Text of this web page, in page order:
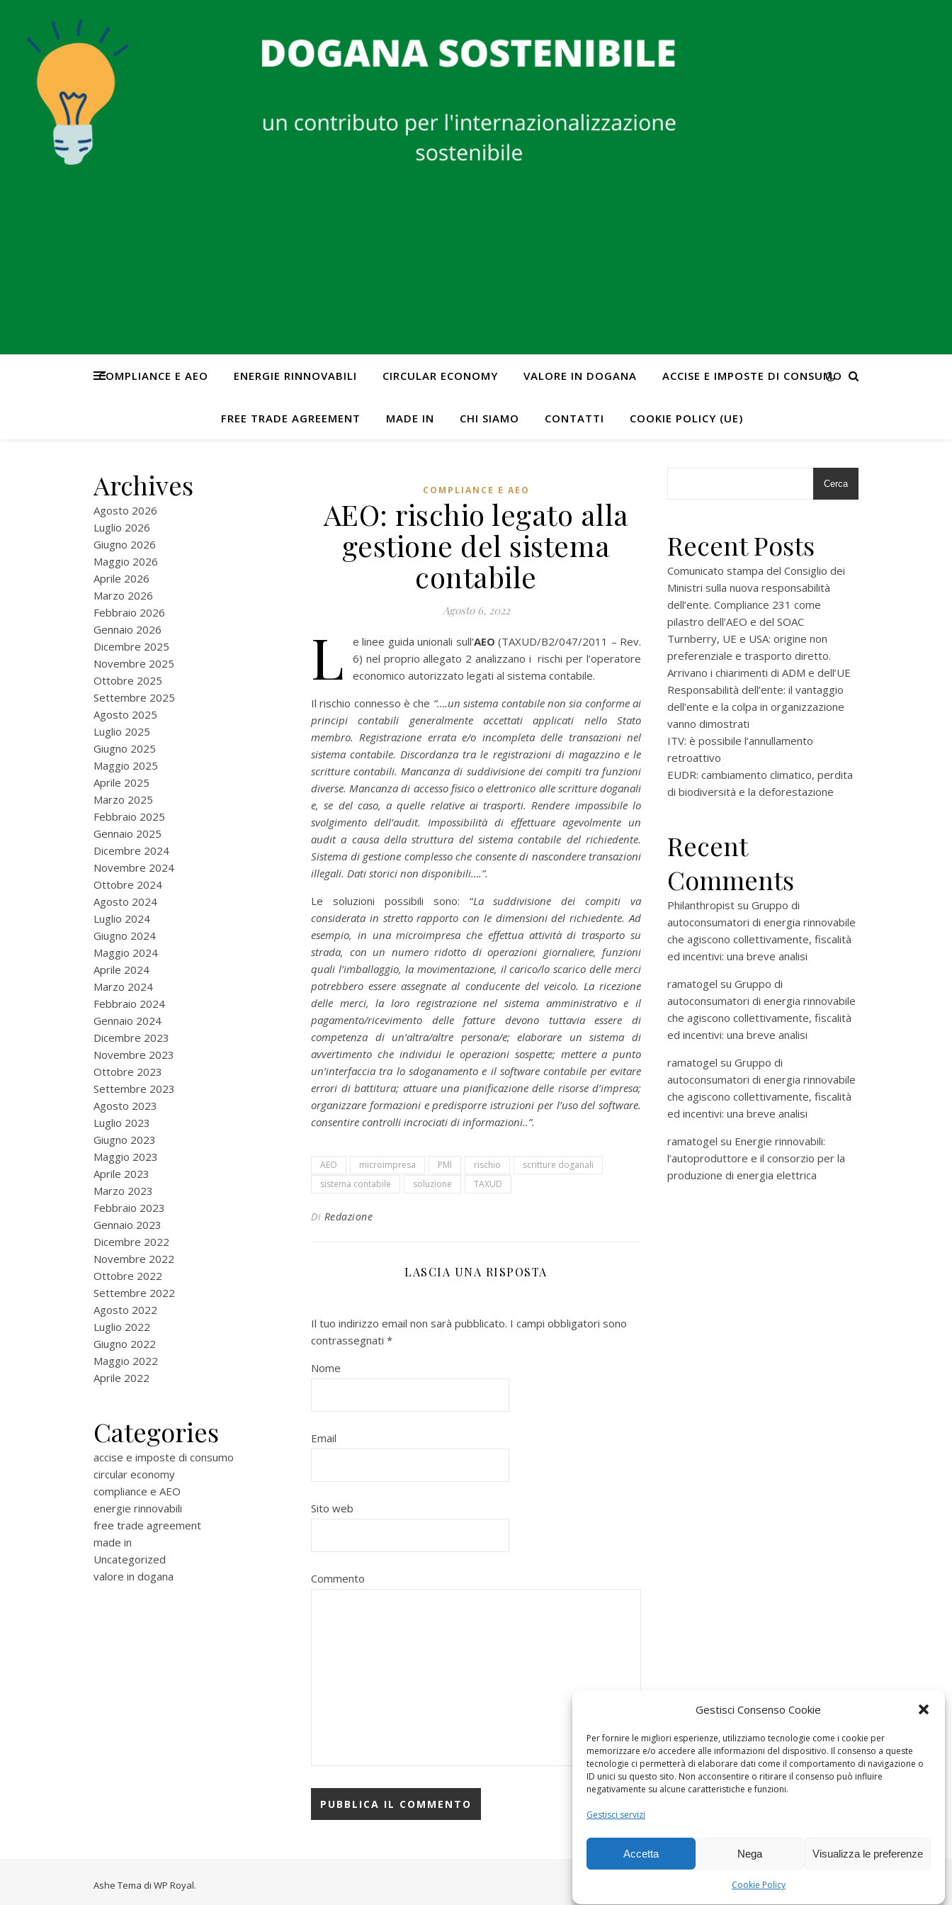
Gestisci Consenso Cookie
Per fornire le migliori esperienze, utilizziamo tecnologie come i cookie per
memorizzare e/o accedere alle informazioni del dispositivo. Il consenso a queste
tecnologie ci permetterà di elaborare dati come il comportamento di navigazione o
ID unici su questo sito. Non acconsentire o ritirare il consenso può influire
negativamente su alcune caratteristiche e funzioni.
Gestisci servizi
Accetta Nega Visualizza le preferenze
Cookie Policy
COMPLIANCE E AEO ENERGIE RINNOVABILI CIRCULAR ECONOMY VALORE IN DOGANA ACCISE E IMPOSTE DI CONSUMO
FREE TRADE AGREEMENT MADE IN CHI SIAMO CONTATTI COOKIE POLICY (UE)
Archives
Agosto 2026
Luglio 2026
Giugno 2026
Maggio 2026
Aprile 2026
Marzo 2026
Febbraio 2026
Gennaio 2026
Dicembre 2025
Novembre 2025
Ottobre 2025
Settembre 2025
Agosto 2025
Luglio 2025
Giugno 2025
Maggio 2025
Aprile 2025
Marzo 2025
Febbraio 2025
Gennaio 2025
Dicembre 2024
Novembre 2024
Ottobre 2024
Agosto 2024
Luglio 2024
Giugno 2024
Maggio 2024
Aprile 2024
Marzo 2024
Febbraio 2024
Gennaio 2024
Dicembre 2023
Novembre 2023
Ottobre 2023
Settembre 2023
Agosto 2023
Luglio 2023
Giugno 2023
Maggio 2023
Aprile 2023
Marzo 2023
Febbraio 2023
Gennaio 2023
Dicembre 2022
Novembre 2022
Ottobre 2022
Settembre 2022
Agosto 2022
Luglio 2022
Giugno 2022
Maggio 2022
Aprile 2022
Categories
accise e imposte di consumo
circular economy
compliance e AEO
energie rinnovabili
free trade agreement
made in
Uncategorized
valore in dogana
COMPLIANCE E AEO
AEO: rischio legato alla
gestione del sistema
contabile
Agosto 6, 2022
L e linee guida unionali sull’AEO (TAXUD/B2/047/2011 – Rev.
6) nel proprio allegato 2 analizzano i rischi per l’operatore
economico autorizzato legati al sistema contabile.
Il rischio connesso è che “….un sistema contabile non sia conforme ai
principi contabili generalmente accettati applicati nello Stato
membro. Registrazione errata e/o incompleta delle transazioni nel
sistema contabile. Discordanza tra le registrazioni di magazzino e le
scritture contabili. Mancanza di suddivisione dei compiti tra funzioni
diverse. Mancanza di accesso fisico o elettronico alle scritture doganali
e, se del caso, a quelle relative ai trasporti. Rendere impossibile lo
svolgimento dell’audit. Impossibilità di effettuare agevolmente un
audit a causa della struttura del sistema contabile del richiedente.
Sistema di gestione complesso che consente di nascondere transazioni
illegali. Dati storici non disponibili….”.
Le soluzioni possibili sono: “La suddivisione dei compiti va
considerata in stretto rapporto con le dimensioni del richiedente. Ad
esempio, in una microimpresa che effettua attività di trasporto su
strada, con un numero ridotto di operazioni giornaliere, funzioni
quali l’imballaggio, la movimentazione, il carico/lo scarico delle merci
potrebbero essere assegnate al conducente del veicolo. La ricezione
delle merci, la loro registrazione nel sistema amministrativo e il
pagamento/ricevimento delle fatture devono tuttavia essere di
competenza di un’altra/altre persona/e; elaborare un sistema di
avvertimento che individui le operazioni sospette; mettere a punto
un’interfaccia tra lo sdoganamento e il software contabile per evitare
errori di battitura; attuare una pianificazione delle risorse d’impresa;
organizzare formazioni e predisporre istruzioni per l’uso del software.
consentire controlli incrociati di informazioni..”.
AEO microimpresa PMI rischio
scritture doganali
sistema contabile
soluzione TAXUD
Di Redazione
LASCIA UNA RISPOSTA
Il tuo indirizzo email non sarà pubblicato. I campi obbligatori sono
contrassegnati *
Nome
Email
Sito web
Commento
Cerca
Recent Posts
Comunicato stampa del Consiglio dei
Ministri sulla nuova responsabilità
dell’ente. Compliance 231 come
pilastro dell’AEO e del SOAC
Turnberry, UE e USA: origine non
preferenziale e trasporto diretto.
Arrivano i chiarimenti di ADM e dell’UE
Responsabilità dell’ente: il vantaggio
dell’ente e la colpa in organizzazione
vanno dimostrati
ITV: è possibile l’annullamento
retroattivo
EUDR: cambiamento climatico, perdita
di biodiversità e la deforestazione
Recent
Comments
Philanthropist su Gruppo di
autoconsumatori di energia rinnovabile
che agiscono collettivamente, fiscalità
ed incentivi: una breve analisi
ramatogel su Gruppo di
autoconsumatori di energia rinnovabile
che agiscono collettivamente, fiscalità
ed incentivi: una breve analisi
ramatogel su Gruppo di
autoconsumatori di energia rinnovabile
che agiscono collettivamente, fiscalità
ed incentivi: una breve analisi
ramatogel su Energie rinnovabili:
l’autoproduttore e il consorzio per la
produzione di energia elettrica
Dogana Sostenibile 2026 ©
Ashe Tema di WP Royal.